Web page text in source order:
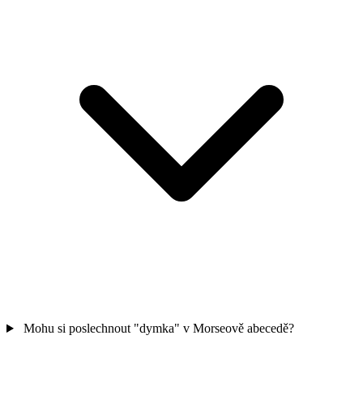
Mohu si poslechnout "dymka" v Morseově abecedě?